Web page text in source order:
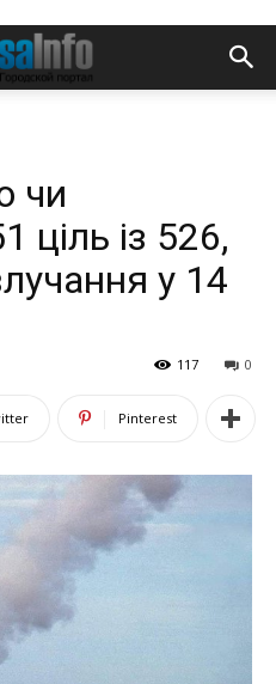
чи
ціль із 526,
у 14
0
117
Pinterest